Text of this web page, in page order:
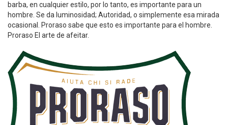
barba, en cualquier estilo, por lo tanto, es importante para un
hombre. Se da luminosidad; Autoridad, o simplemente esa mirada
ocasional. Proraso sabe que esto es importante para el hombre.
Proraso El arte de afeitar.